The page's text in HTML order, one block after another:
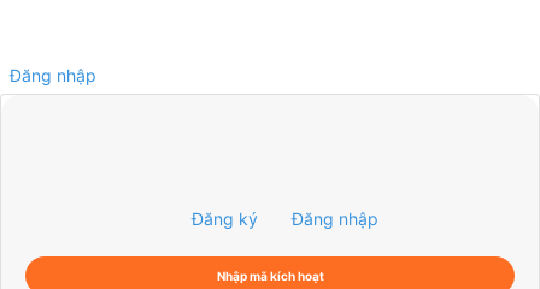
Đăng nhập
Đăng ký Đăng nhập
Nhập mã kích hoạt